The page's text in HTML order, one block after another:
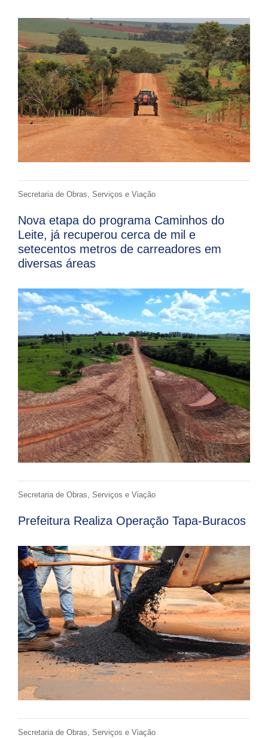
Secretaria de Obras, Serviços e Viação
Nova etapa do programa Caminhos do
Leite, já recuperou cerca de mil e
setecentos metros de carreadores em
diversas áreas
Secretaria de Obras, Serviços e Viação
Prefeitura Realiza Operação Tapa-Buracos
Secretaria de Obras, Serviços e Viação